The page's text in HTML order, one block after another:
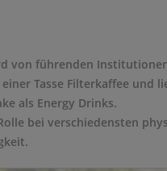
von führenden
Tasse Filterkaffee und
als Energy Drinks.
bei verschiedensten